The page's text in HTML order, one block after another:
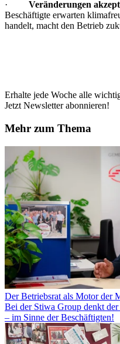
· Veränderungen
Beschäftigte erwarten
handelt, macht den Betrieb
Erhalte jede Woche alle
Jetzt Newsletter abonnieren!
Mehr zum Thema
Der Betriebsrat als Motor der
Bei der Stiwa Group denkt
– im Sinne der Beschäftigten!